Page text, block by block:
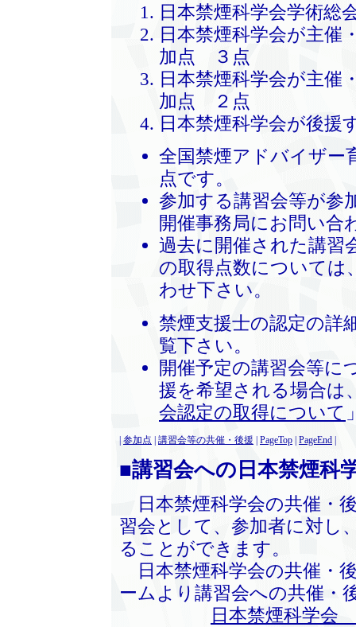
日本禁煙科学会学術
日本禁煙科学会が主催
加点 ３点
日本禁煙科学会が主催
加点 ２点
日本禁煙科学会が後
全国禁煙アドバイザー
点です。
参加する講習会等が参
開催事務局にお問い合
過去に開催された講習
の取得点数については
わせ下さい。
禁煙支援士の認定の詳
覧下さい。
開催予定の講習会等に
援を希望される場合は
会認定の取得について
参加点 講習会等の共催・後援 PageTop PageEnd
■講習会への日本禁煙科
日本禁煙科学会の共催・
習会として、参加者に対し
ることができます。
日本禁煙科学会の共催・
ームより講習会への共催・
日本禁煙科学会